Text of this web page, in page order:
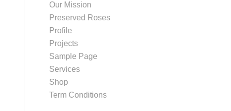
Our Mission
Preserved Roses
Profile
Projects
Sample Page
Services
Shop
Term Conditions